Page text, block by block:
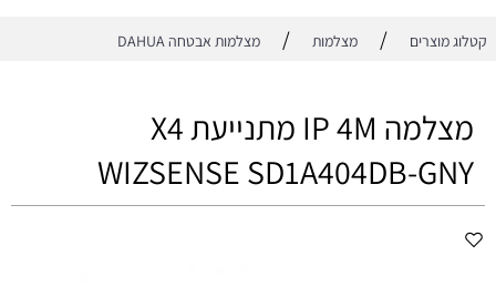
קטלוג מוצרים / מצלמות / מצלמות אבטחה DAHUA
מצלמה IP 4M מתנייעת X4
WIZSENSE SD1A404DB-GNY